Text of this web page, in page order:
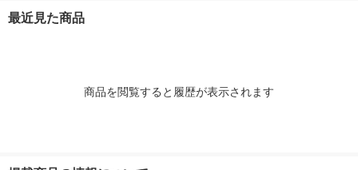
最近見た商品
商品を閲覧すると履歴が表示されます